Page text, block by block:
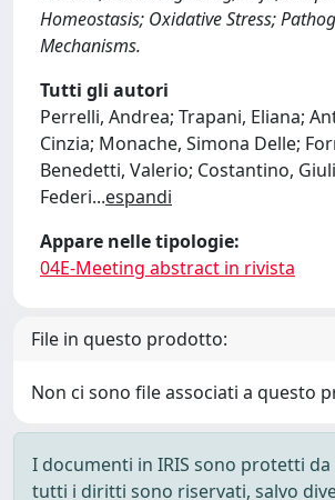
Homeostasis; Oxidative Stress;
Mechanisms.
Tutti gli autori
Perrelli, Andrea; Trapani, Eliana;
Cinzia; Monache, Simona Delle;
Benedetti, Valerio; Costantino,
Federi...espandi
Appare nelle tipologie:
04E-Meeting abstract in rivista
File in questo prodotto:
Non ci sono file associati a questo
I documenti in IRIS sono protetti
tutti i diritti sono riservati, salvo